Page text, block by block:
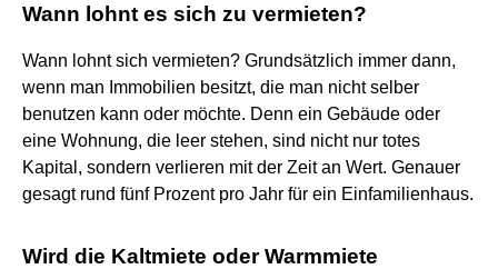
Wann lohnt es sich zu vermieten?
Wann lohnt sich vermieten? Grundsätzlich immer dann,
wenn man Immobilien besitzt, die man nicht selber
benutzen kann oder möchte. Denn ein Gebäude oder
eine Wohnung, die leer stehen, sind nicht nur totes
Kapital, sondern verlieren mit der Zeit an Wert. Genauer
gesagt rund fünf Prozent pro Jahr für ein Einfamilienhaus.
Wird die Kaltmiete oder Warmmiete